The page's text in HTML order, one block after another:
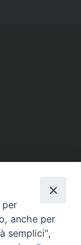
per
anche per
semplici",